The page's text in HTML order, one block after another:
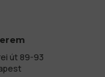
út 89-93